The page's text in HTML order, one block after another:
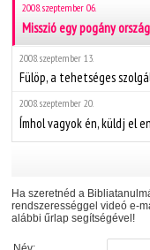
2008. szeptember 06.
Misszió egy pogány
2008. szeptember 13.
Fülöp, a tehetséges
2008. szeptember 20.
Ímhol vagyok én, küldj el
Ha szeretnéd a
rendszerességgel videó e-
alábbi űrlap segítségével!